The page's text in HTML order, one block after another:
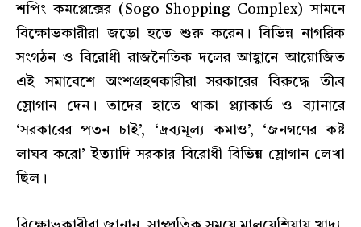
শপিং কমপ্লেক্সের (Sogo Shopping Complex) সামনে
বিক্ষোভকারীরা জড়ো হতে শুরু করেন। বিভিন্ন নাগরিক
সংগঠন ও বিরোধী রাজনৈতিক দলের আহ্বানে আয়োজিত
এই সমাবেশে অংশগ্রহণকারীরা সরকারের বিরুদ্ধে তীব্র
স্লোগান দেন। তাদের হাতে থাকা প্ল্যাকার্ড ও ব্যানারে
‘সরকারের পতন চাই’, ‘দ্রব্যমূল্য কমাও’, ‘জনগণের কষ্ট
লাঘব করো’ ইত্যাদি সরকার বিরোধী বিভিন্ন স্লোগান লেখা
ছিল।